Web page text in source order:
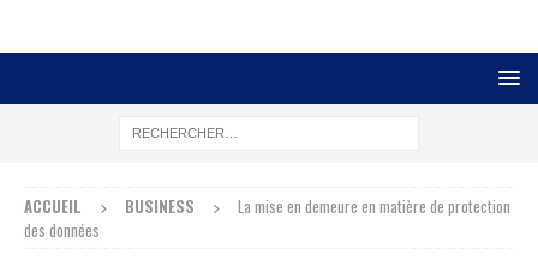
ACCUEIL BUSINESS
La mise en demeure en matière de protection
des données